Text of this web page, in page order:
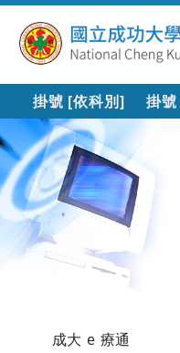
掛號 [依科別] 掛
成大 e 療通